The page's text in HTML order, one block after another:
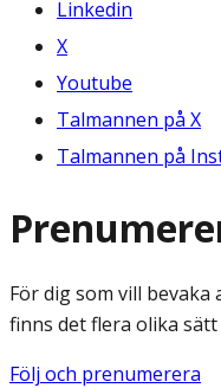
Linkedin
X
Youtube
Talmannen på X
Talmannen på
För dig som vill
finns det flera olika
Följ och prenumerera